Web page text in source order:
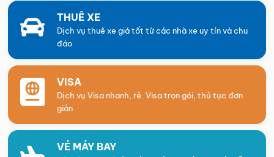
THUÊ XE
Dịch vụ thuê xe giá tốt từ các nhà xe uy tín và chu
đáo
VISA
Dịch vụ Visa nhanh, rẻ. Visa trọn gói, thủ tục đơn
giản
VÉ MÁY BAY